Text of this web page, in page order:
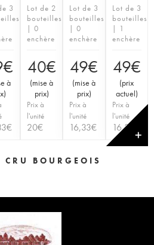
3
€
à
)
€
Lot de 2
bouteilles
| 0
enchère
40€
(mise à
prix)
Prix à
l'unité
20€
Lot de 3
bouteilles
| 0
enchère
49€
(mise à
prix)
Prix à
l'unité
16,33€
Lot de 3
bouteilles
| 1
enchère
49€
(prix
actuel)
Prix à
l'unité
16,33
✕
CRU BOURGEOIS